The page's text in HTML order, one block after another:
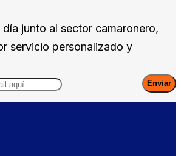
junto al sector camaronero,
servicio personalizado y
Enviar